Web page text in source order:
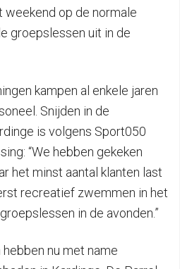
weekend op de normale
groepslessen uit in de
kampen al enkele jaren
Snijden in de
is volgens Sport050
“We hebben gekeken
het minst aantal klanten last
recreatief zwemmen in het
in de avonden.”
nu met name